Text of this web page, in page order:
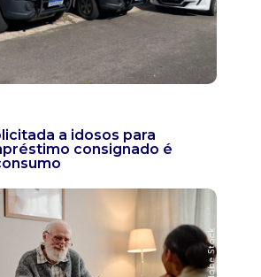
a idosos para
consignado é